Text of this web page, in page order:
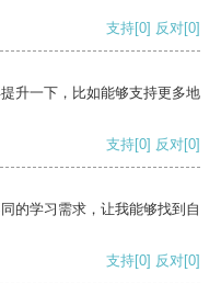
支持[0] 反对[0]
升一下，比如能够支持更多地
支持[0] 反对[0]
的学习需求，让我能够找到自
支持[0] 反对[0]